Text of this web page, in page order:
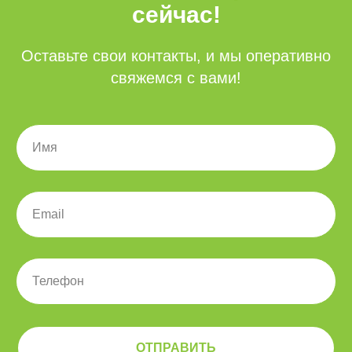
сейчас!
Оставьте свои контакты, и мы оперативно
свяжемся с вами!
ОТПРАВИТЬ
sales@zerobit.ru
Регионы присутствия
Команда